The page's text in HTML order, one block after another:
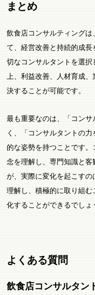
まとめ
飲食店コンサルティング
て、経営改善と持続的成
切なコンサルタントを選
上、利益改善、人材育成
決することが可能です。
最も重要なのは、「コン
く、「コンサルタントの
的な姿勢を持つことです
念を理解し、専門知識と
が、実際に変化を起こす
理解し、積極的に取り組
化することができるでしょ
よくある質問
飲食店コンサルタン